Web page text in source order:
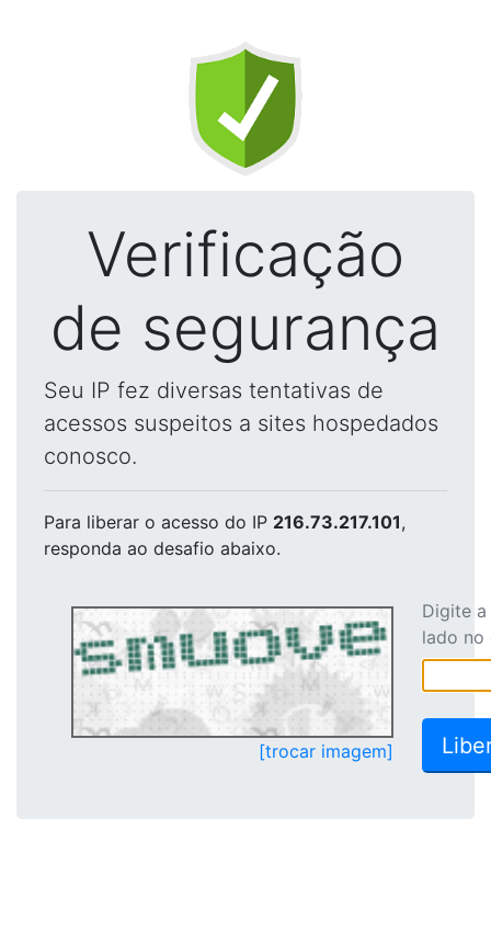
Verificação
de segurança
Seu IP fez diversas tentativas de
acessos suspeitos a sites hospedados
conosco.
Para liberar o acesso do IP 216.73.217.101,
responda ao desafio abaixo.
[trocar imagem]
Digite
lado no